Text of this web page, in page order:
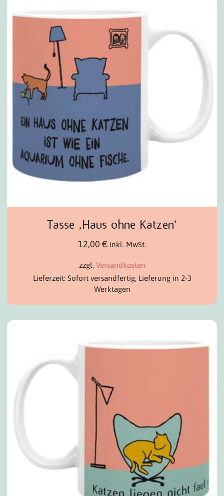
Tasse ‚Haus ohne Katzen‘
12,00 € inkl. MwSt.
zzgl. Versandkosten
Lieferzeit: Sofort versandfertig, Lieferung in 2-3
Werktagen